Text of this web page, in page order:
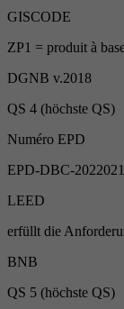
GISCODE
ZP1 = produit à
DGNB v.2018
QS 4 (höchste QS)
Numéro EPD
EPD-DBC-
LEED
erfüllt die
BNB
QS 5 (höchste QS)